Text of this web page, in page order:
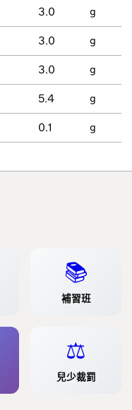
3.0 g
3.0 g
3.0 g
5.4 g
0.1 g
📚
補習班
⚖️
兒少裁罰